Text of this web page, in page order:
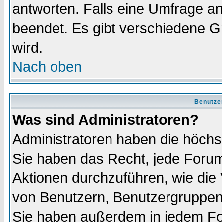
antworten. Falls eine Umfrage
beendet. Es gibt verschiedene
wird.
Nach oben
Was sind Administratoren?
Administratoren haben die
Sie haben das Recht, jede
Aktionen durchzuführen, wie
von Benutzern,
Sie haben außerdem in jedem